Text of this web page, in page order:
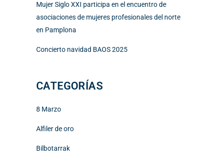
Mujer Siglo XXI participa en el encuentro de
asociaciones de mujeres profesionales del norte
en Pamplona
Concierto navidad BAOS 2025
CATEGORÍAS
8 Marzo
Alfiler de oro
Bilbotarrak